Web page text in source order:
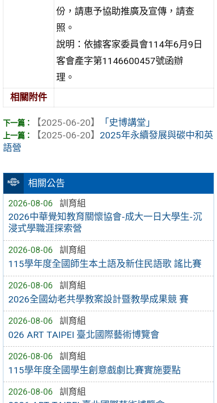
相關公告
2026-08-06 訓育組
2026中華覺知教育關懷協會-成大一日大學生-沉
浸式學職涯探索營
2026-08-06 訓育組
115學年度全國師生本土語及新住民語歌 謠比賽
2026-08-06 訓育組
2026全國幼老共學教案設計暨教學成果競 賽
2026-08-06 訓育組
026 ART TAIPEI 臺北國際藝術博覽會
2026-08-06 訓育組
115學年度全國學生創意戲劇比賽實施要點
2026-08-06 訓育組
份，請惠予協助推廣及宣傳，請查
照。
說明：依據客家委員會114年6月9日
客會產字第1146600457號函辦
理。
相關附件
【2025-06-20】
「史博講堂」
【2025-06-20】 2025年永續發展與碳中和英
語營